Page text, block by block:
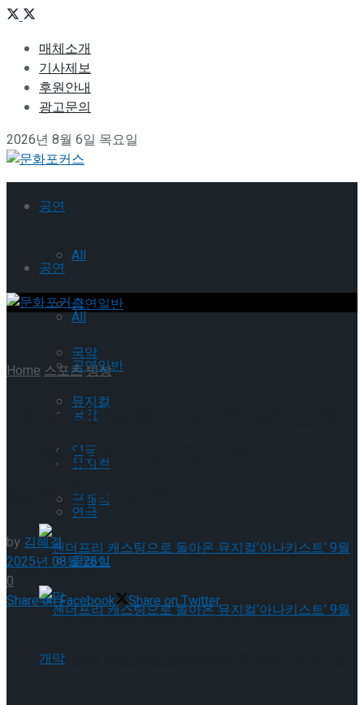
매체소개
기사제보
후원안내
광고문의
2026년 8월 6일 목요일
공연
All
공연일반
국악
뮤지컬
연극
클래식
젠더프리 캐스팅으로 돌아온 뮤지컬’아나키스
공연
All
공연일반
국악
뮤지컬
연극
클래식
Home스포츠빙상
“차세대 빙속 인재 육성” 스피
드 청소년대표·꿈나무 선수단
일본 합동 훈련
by김혜경
2025년 08월 26일
0
Share on Facebook
Share on Twitter